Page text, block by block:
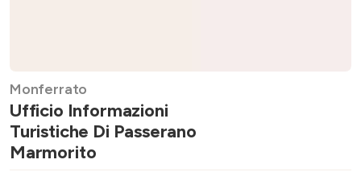
Monferrato
Ufficio Informazioni
Turistiche Di Passerano
Marmorito